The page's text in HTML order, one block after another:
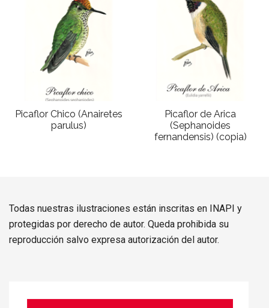
Picaflor Chico (Anairetes
parulus)
Picaflor de Arica
(Sephanoides
fernandensis) (copia)
Todas nuestras ilustraciones están inscritas en INAPI y
protegidas por derecho de autor. Queda prohibida su
reproducción salvo expresa autorización del autor.